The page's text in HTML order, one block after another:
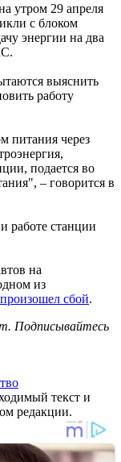
утром 29 апреля
с блоком
энергии на два
выяснить
работу
питания через
подается во
– говорится в
станции
на
из
произошел сбой.
Подписывайтесь
текст и
редакции.